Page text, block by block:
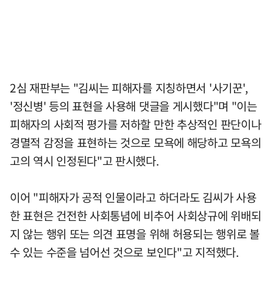
2심 재판부는 "김씨는 피해자를 지칭하면서 '사기꾼',
'정신병' 등의 표현을 사용해 댓글을 게시했다"며 "이는
피해자의 사회적 평가를 저하할 만한 추상적인 판단이나
경멸적 감정을 표현하는 것으로 모욕에 해당하고 모욕의
고의 역시 인정된다"고 판시했다.
이어 "피해자가 공적 인물이라고 하더라도 김씨가 사용
한 표현은 건전한 사회통념에 비추어 사회상규에 위배되
지 않는 행위 또는 의견 표명을 위해 허용되는 행위로 볼
수 있는 수준을 넘어선 것으로 보인다"고 지적했다.